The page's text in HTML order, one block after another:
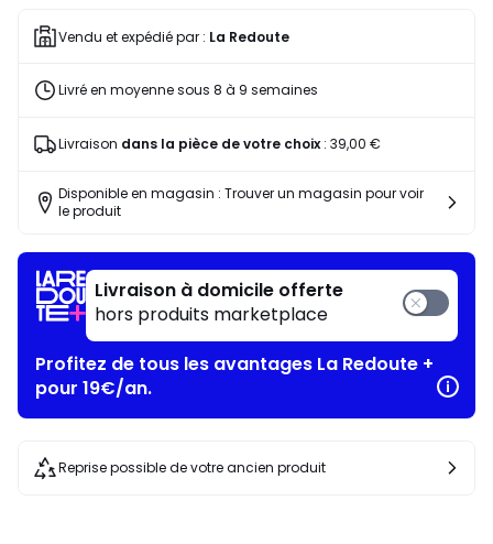
place
336,92
Vendu et expédié par : La Redoute
Livré en moyenne sous 8 à 9 semaines
Livraison dans la pièce de votre choix: 39,00 €
Disponible en magasin : Trouver un magasin pour voir
le produit
Livraison à domicile offerte
hors produits marketplace
Profitez de tous les avantages La Redoute +
pour 19€/an.
Reprise possible de votre ancien produit